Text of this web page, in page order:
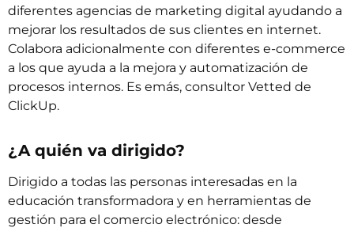
diferentes agencias de marketing digital ayudando a
mejorar los resultados de sus clientes en internet.
Colabora adicionalmente con diferentes e-commerce
a los que ayuda a la mejora y automatización de
procesos internos. Es emás, consultor Vetted de
ClickUp.
¿A quién va dirigido?
Dirigido a todas las personas interesadas en la
educación transformadora y en herramientas de
gestión para el comercio electrónico: desde